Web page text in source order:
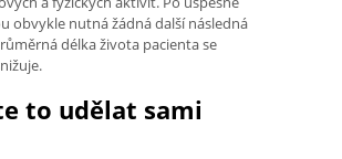
obvykle nutná žádná další následná
délka života pacienta se
to udělat sami